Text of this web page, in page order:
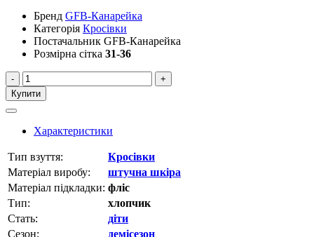
Бренд GFB-Канарейка
Категорія Кросівки
Постачальник GFB-Канарейка
Розмірна сітка 31-36
-
+
Купити
Характеристики
Тип взуття:
Кросівки
Матеріал виробу:
штучна шкіра
Матеріал підкладки: фліс
Тип:
хлопчик
Стать:
діти
Сезон:
демісезон